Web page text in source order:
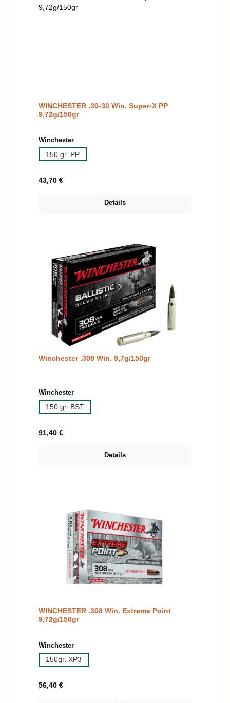
WINCHESTER .30-30 Win. Super-X PP
9,72g/150gr
Winchesterauswählen
150 gr. PP
Regulärer Preis:
43,70 €
Details
Winchester .308 Win. 9,7g/150gr
Winchesterauswählen
150 gr. BST
Regulärer Preis:
91,40 €
Details
WINCHESTER .308 Win. Extreme Point
9,72g/150gr
Winchesterauswählen
150gr. XP3
Regulärer Preis:
56,40 €